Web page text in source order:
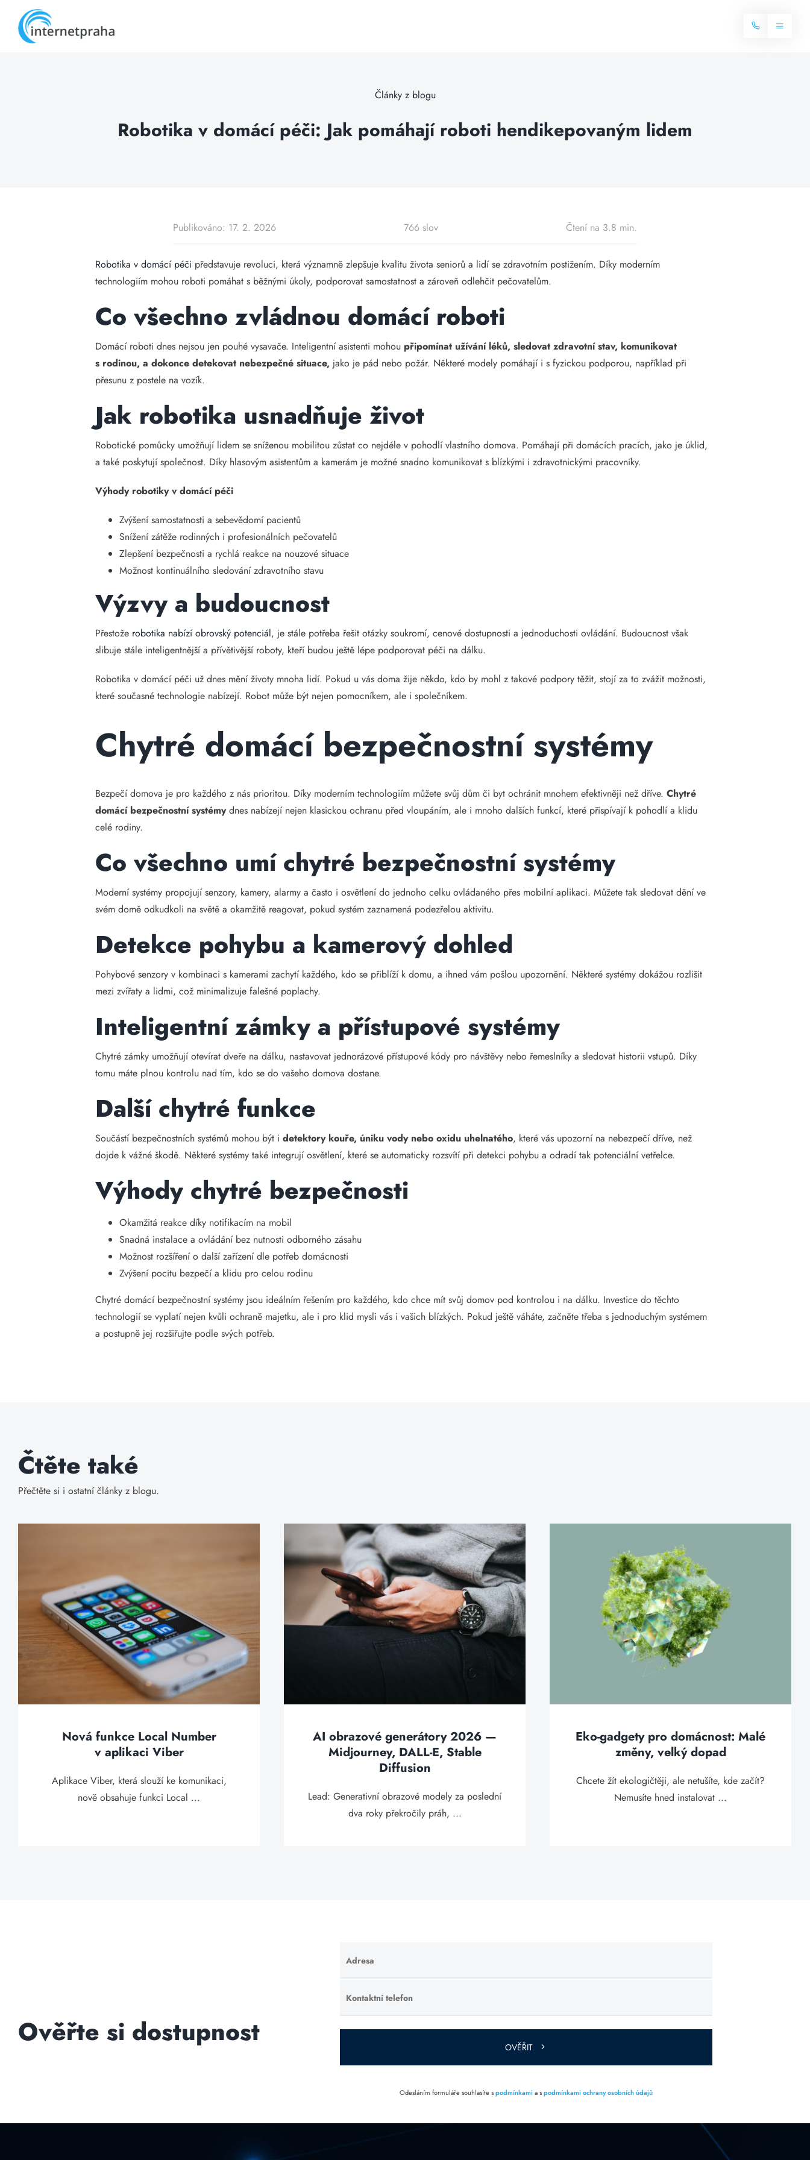
content
Toggle
Balíčky internetu
Články z blogu
Robotika v domácí péči: Jak pomáhají roboti hendikepovaným lidem
Publikováno: 17. 2. 2026 766 slov Čtení na 3.8 min.
Robotika v domácí péči představuje revoluci, která významně zlepšuje kvalitu života seniorů a lidí se zdravotním postižením. Díky moderním
technologiím mohou roboti pomáhat s běžnými úkoly, podporovat samostatnost a zároveň odlehčit pečovatelům.
Co všechno zvládnou domácí roboti
Domácí roboti dnes nejsou jen pouhé vysavače. Inteligentní asistenti mohou připomínat užívání léků, sledovat zdravotní stav, komunikovat
s rodinou, a dokonce detekovat nebezpečné situace, jako je pád nebo požár. Některé modely pomáhají i s fyzickou podporou, například při
přesunu z postele na vozík.
Jak robotika usnadňuje život
Robotické pomůcky umožňují lidem se sníženou mobilitou zůstat co nejdéle v pohodlí vlastního domova. Pomáhají při domácích pracích, jako je úklid,
a také poskytují společnost. Díky hlasovým asistentům a kamerám je možné snadno komunikovat s blízkými i zdravotnickými pracovníky.
Výhody robotiky v domácí péči
Zvýšení samostatnosti a sebevědomí pacientů
Snížení zátěže rodinných i profesionálních pečovatelů
Zlepšení bezpečnosti a rychlá reakce na nouzové situace
Možnost kontinuálního sledování zdravotního stavu
Výzvy a budoucnost
Přestože robotika nabízí obrovský potenciál, je stále potřeba řešit otázky soukromí, cenové dostupnosti a jednoduchosti ovládání. Budoucnost však
slibuje stále inteligentnější a přívětivější roboty, kteří budou ještě lépe podporovat péči na dálku.
Robotika v domácí péči už dnes mění životy mnoha lidí. Pokud u vás doma žije někdo, kdo by mohl z takové podpory těžit, stojí za to zvážit možnosti,
které současné technologie nabízejí. Robot může být nejen pomocníkem, ale i společníkem.
Chytré domácí bezpečnostní systémy
Bezpečí domova je pro každého z nás prioritou. Díky moderním technologiím můžete svůj dům či byt ochránit mnohem efektivněji než dříve.Chytré
domácí bezpečnostní systémydnes nabízejí nejen klasickou ochranu před vloupáním, ale i mnoho dalších funkcí, které přispívají k pohodlí a klidu
celé rodiny.
Co všechno umí chytré bezpečnostní systémy
Moderní systémy propojují senzory, kamery, alarmy a často i osvětlení do jednoho celku ovládaného přes mobilní aplikaci. Můžete tak sledovat dění ve
svém domě odkudkoli na světě a okamžitě reagovat, pokud systém zaznamená podezřelou aktivitu.
Detekce pohybu a kamerový dohled
Pohybové senzory v kombinaci s kamerami zachytí každého, kdo se přiblíží k domu, a ihned vám pošlou upozornění. Některé systémy dokážou rozlišit
mezi zvířaty a lidmi, což minimalizuje falešné poplachy.
Inteligentní zámky a přístupové systémy
Chytré zámky umožňují otevírat dveře na dálku, nastavovat jednorázové přístupové kódy pro návštěvy nebo řemeslníky a sledovat historii vstupů. Díky
tomu máte plnou kontrolu nad tím, kdo se do vašeho domova dostane.
Další chytré funkce
Součástí bezpečnostních systémů mohou být idetektory kouře, úniku vody nebo oxidu uhelnatého, které vás upozorní na nebezpečí dříve, než
dojde k vážné škodě. Některé systémy také integrují osvětlení, které se automaticky rozsvítí při detekci pohybu a odradí tak potenciální vetřelce.
Výhody chytré bezpečnosti
Okamžitá reakce díky notifikacím na mobil
Snadná instalace a ovládání bez nutnosti odborného zásahu
Možnost rozšíření o další zařízení dle potřeb domácnosti
Zvýšení pocitu bezpečí a klidu pro celou rodinu
Chytré domácí bezpečnostní systémy jsou ideálním řešením pro každého, kdo chce mít svůj domov pod kontrolou i na dálku. Investice do těchto
technologií se vyplatí nejen kvůli ochraně majetku, ale i pro klid mysli vás i vašich blízkých. Pokud ještě váháte, začněte třeba s jednoduchým systémem
a postupně jej rozšiřujte podle svých potřeb.
Čtěte také
Přečtěte si i ostatní články z blogu.
Nová funkce Local Number
v aplikaci Viber
Aplikace Viber, která slouží ke komunikaci,
nově obsahuje funkci Local ...
AI obrazové generátory 2026 —
Midjourney, DALL-E, Stable
Diffusion
Lead: Generativní obrazové modely za poslední
dva roky překročily práh, ...
Eko-gadgety pro domácnost: Malé
změny, velký dopad
Chcete žít ekologičtěji, ale netušíte, kde začít?
Nemusíte hned instalovat ...
Ověřte si dostupnost
Adresa
Ponechte
toto pole
prázdné.
Kontaktní telefon
Ponechte
toto pole
prázdné.
OVĚŘIT
Odesláním formuláře souhlasíte spodmínkamia spodmínkami ochrany osobních údajů